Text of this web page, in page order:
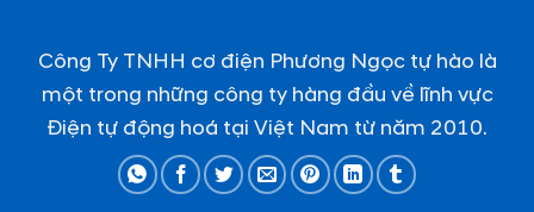
Công Ty TNHH cơ điện Phương Ngọc tự hào là
một trong những công ty hàng đầu về lĩnh vực
Điện tự động hoá tại Việt Nam từ năm 2010.